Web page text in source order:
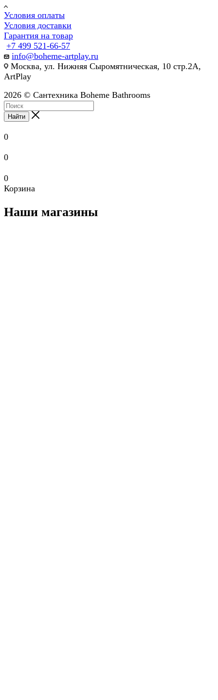
Условия оплаты
Условия доставки
Гарантия на товар
+7 499 521-66-57
info@boheme-artplay.ru
Москва, ул. Нижняя Сыромятническая, 10 стр.2А,
ArtPlay
2026 © Сантехника Boheme Bathrooms
Найти
0
0
0
Корзина
Наши магазины